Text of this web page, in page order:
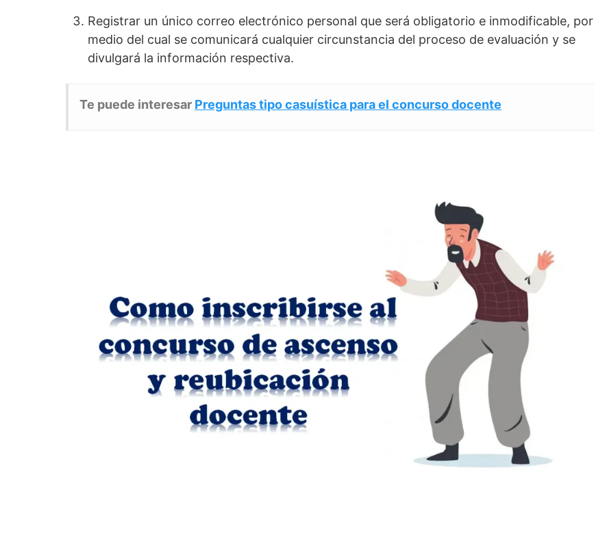
Registrar un único correo electrónico personal que será obligatorio e inmodificable, por
medio del cual se comunicará cualquier circunstancia del proceso de evaluación y se
divulgará la información respectiva.
Te puede interesar Preguntas tipo casuística para el concurso docente